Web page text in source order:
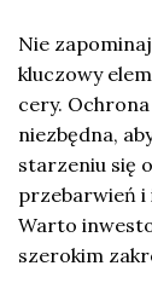
Nie
kluczowy
cery.
niezbędna,
starzeniu się
przebarwień
Warto
szerokim